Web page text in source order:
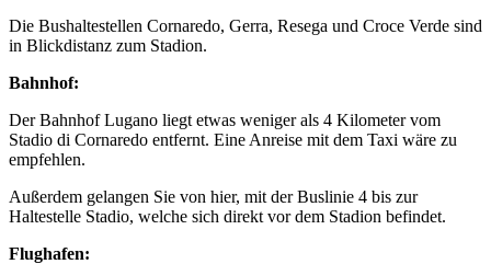
Die Bushaltestellen Cornaredo, Gerra, Resega und Croce Verde sind
in Blickdistanz zum Stadion.
Bahnhof:
Der Bahnhof Lugano liegt etwas weniger als 4 Kilometer vom
Stadio di Cornaredo entfernt. Eine Anreise mit dem Taxi wäre zu
empfehlen.
Außerdem gelangen Sie von hier, mit der Buslinie 4 bis zur
Haltestelle Stadio, welche sich direkt vor dem Stadion befindet.
Flughafen: